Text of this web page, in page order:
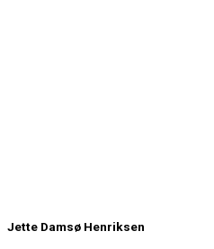
Jette Damsø Henriksen